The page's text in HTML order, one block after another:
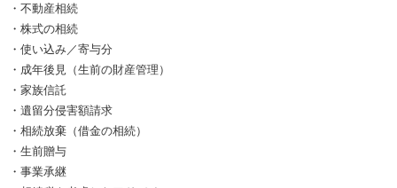
・不動産相続
・株式の相続
・使い込み／寄与分
・成年後見（生前の財産管理）
・家族信託
・遺留分侵害額請求
・相続放棄（借金の相続）
・生前贈与
・事業承継